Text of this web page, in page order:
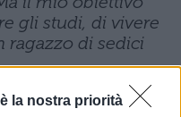
la nostra priorità
gli studi, di vivere
ragazzo di sedici
arriva